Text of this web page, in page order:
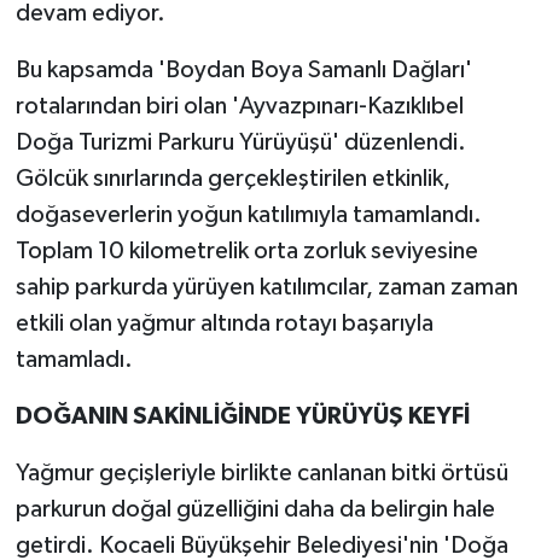
devam ediyor.
Bu kapsamda 'Boydan Boya Samanlı Dağları'
rotalarından biri olan 'Ayvazpınarı-Kazıklıbel
Doğa Turizmi Parkuru Yürüyüşü' düzenlendi.
Gölcük sınırlarında gerçekleştirilen etkinlik,
doğaseverlerin yoğun katılımıyla tamamlandı.
Toplam 10 kilometrelik orta zorluk seviyesine
sahip parkurda yürüyen katılımcılar, zaman zaman
etkili olan yağmur altında rotayı başarıyla
tamamladı.
DOĞANIN SAKİNLİĞİNDE YÜRÜYÜŞ KEYFİ
Yağmur geçişleriyle birlikte canlanan bitki örtüsü
parkurun doğal güzelliğini daha da belirgin hale
getirdi. Kocaeli Büyükşehir Belediyesi'nin 'Doğa